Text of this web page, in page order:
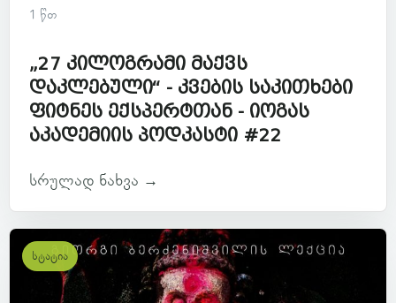
1 წთ
„27 კილოგრამი მაქვს
დაკლებული“ - კვების საკითხები
ფიტნეს ექსპერტთან - იოგას
აკადემიის პოდკასტი #22
სრულად ნახვა →
სტატია